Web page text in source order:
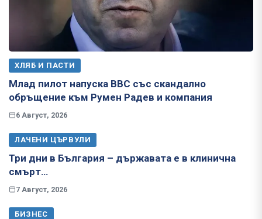
ХЛЯБ И ПАСТИ
Млад пилот напуска ВВС със скандално
обръщение към Румен Радев и компания
6 Август, 2026
ЛАЧЕНИ ЦЪРВУЛИ
Три дни в България – държавата е в клинична
смърт…
7 Август, 2026
БИЗНЕС